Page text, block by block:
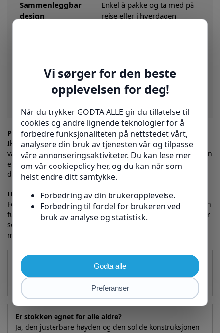
Sammenleggbar
design
Enkel å pakke og ta med på
reise eller i hverdagen
aluminiumsramme
Slitesterk og stabil for trygg
bruk over lang tid
Praktisk og stilfull
Ikke alle hjelpemidler trenger å være kjedelige! Med den
vakre lilla blomsten får du både funksjon og estetikk i ett. Den
er perfekt for deg som ønsker en stokk som både løfter frem
din personlighet og gir deg teknisk kvalitet.
Hvordan ta vare på stokken din?
For å sikre lang levetid anbefaler vi å tørke av stokken med en
fuktig klut og kontrollere at justeringsmekanismene fungerer
som de skal. Unngå våte og glatte underlag til enhver tid for
maksimal sikkerhet.
Hva er maksimal belastning på stokken?
Den robuste aluminiumskonstruksjonen støtter opp til
100 kg, noe som dekker behovet for de fleste brukere.
Er stokken egnet for alle aldre?
Ja, den justerbare høyden og den solide konstruksjonen